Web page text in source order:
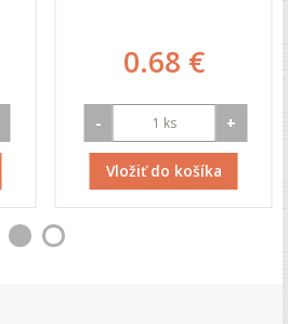
0.68 €
- +
Vložiť do košíka